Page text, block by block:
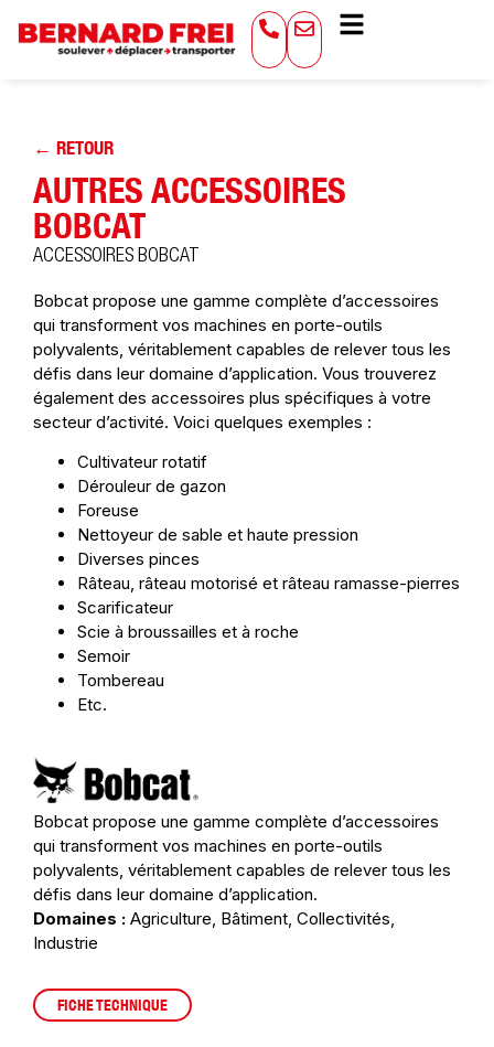
← RETOUR
AUTRES ACCESSOIRES
BOBCAT
ACCESSOIRES BOBCAT
Bobcat propose une gamme complète d’accessoires
qui transforment vos machines en porte-outils
polyvalents, véritablement capables de relever tous les
défis dans leur domaine d’application. Vous trouverez
également des accessoires plus spécifiques à votre
secteur d’activité. Voici quelques exemples :
Cultivateur rotatif
Dérouleur de gazon
Foreuse
Nettoyeur de sable et haute pression
Diverses pinces
Râteau, râteau motorisé et râteau ramasse-pierres
Scarificateur
Scie à broussailles et à roche
Semoir
Tombereau
Etc.
Bobcat propose une gamme complète d’accessoires
qui transforment vos machines en porte-outils
polyvalents, véritablement capables de relever tous les
défis dans leur domaine d’application.
Domaines : Agriculture, Bâtiment, Collectivités,
Industrie
FICHE TECHNIQUE